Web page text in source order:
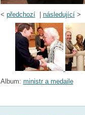
< předchozí| následující>
Album: ministr a medaile